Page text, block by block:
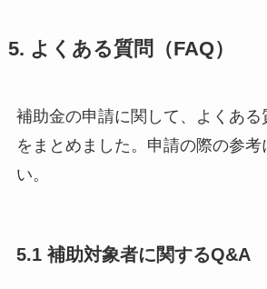
5. よくある質問（FAQ）
補助金の申請に関して、よくあ
をまとめました。申請の際の参考
い。
5.1 補助対象者に関するQ&A